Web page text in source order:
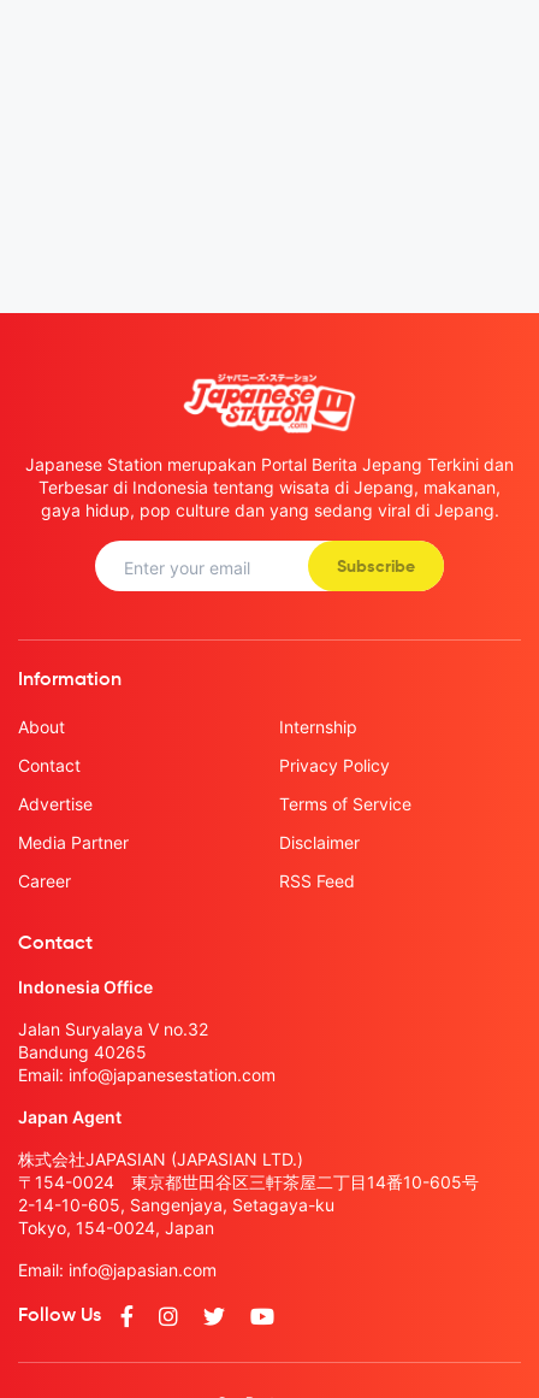
Japanese Station merupakan Portal Berita Jepang Terkini dan
Terbesar di Indonesia tentang wisata di Jepang, makanan,
gaya hidup, pop culture dan yang sedang viral di Jepang.
Subscribe
Information
About
Contact
Advertise
Media Partner
Career
Internship
Privacy Policy
Terms of Service
Disclaimer
RSS Feed
Contact
Indonesia Office
Jalan Suryalaya V no.32
Bandung 40265
Email: info@japanesestation.com
Japan Agent
株式会社JAPASIAN (JAPASIAN LTD.)
〒154-0024 東京都世田谷区三軒茶屋二丁目14番10-605号
2-14-10-605, Sangenjaya, Setagaya-ku
Tokyo, 154-0024, Japan
Email: info@japasian.com
Follow Us